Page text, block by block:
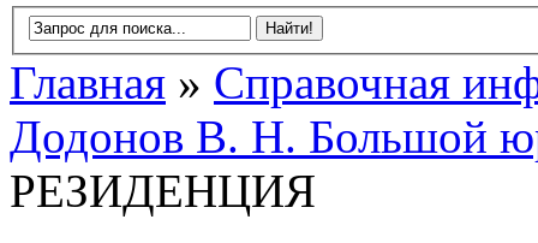
Главная » Справочная
Додонов В. Н. Большой
РЕЗИДЕНЦИЯ